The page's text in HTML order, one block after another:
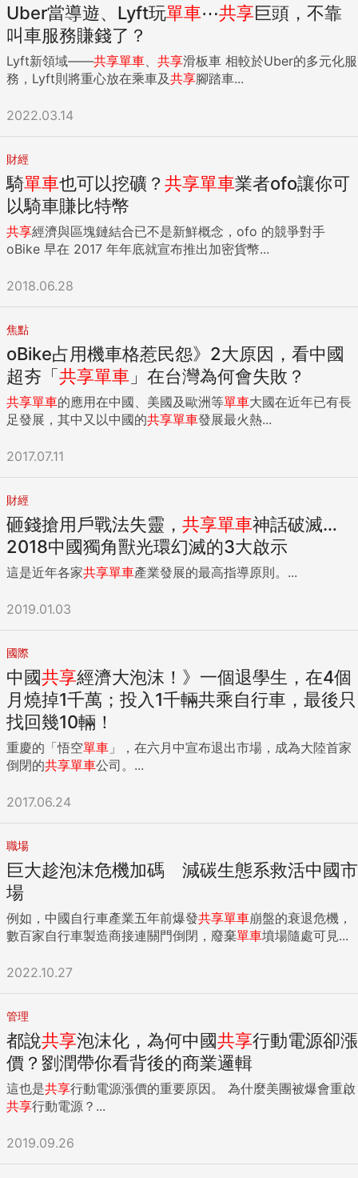
Uber當導遊、Lyft玩單車⋯共享巨頭，不靠
叫車服務賺錢了？
Lyft新領域——共享單車 共享滑板車 相較於Uber的多元化服
務，Lyft則將重心放在乘車及共享腳踏車...
2022.03.14
財經
騎單車也可以挖礦？ 共享單車業者ofo讓你可
以騎車賺比特幣
共享經濟與區塊鏈結合已不是新鮮概念，ofo 的競爭對手
oBike 早在 2017 年年底就宣布推出加密貨幣...
2018.06.28
焦點
oBike占用機車格惹民怨》2大原因，看中國
超夯「共享單車 」在台灣為何會失敗？
共享單車的應用在中國、美國及歐洲等單車大國在近年已有長
足發展，其中又以中國的共享單車發展最火熱...
2017.07.11
財經
砸錢搶用戶戰法失靈， 共享單車神話破滅…
2018中國獨角獸光環幻滅的3大啟示
這是近年各家共享單車產業發展的最高指導原則。...
2019.01.03
國際
中國共享經濟大泡沫！》一個退學生，在4個
月燒掉1千萬；投入1千輛共乘自行車，最後只
找回幾10輛！
重慶的「悟空單車 」，在六月中宣布退出市場，成為大陸首家
倒閉的共享單車公司。...
2017.06.24
職場
巨大趁泡沫危機加碼 減碳生態系救活中國市
場
例如，中國自行車產業五年前爆發共享單車崩盤的衰退危機，
數百家自行車製造商接連關門倒閉，廢棄單車墳場隨處可見...
2022.10.27
管理
都說共享泡沫化，為何中國共享行動電源卻漲
價？劉潤帶你看背後的商業邏輯
這也是共享
行動電源漲價的重要原因。 為什麼美團被爆會重啟
共享行動電源？...
2019.09.26